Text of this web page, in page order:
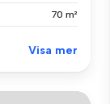
70 m²
Visa mer